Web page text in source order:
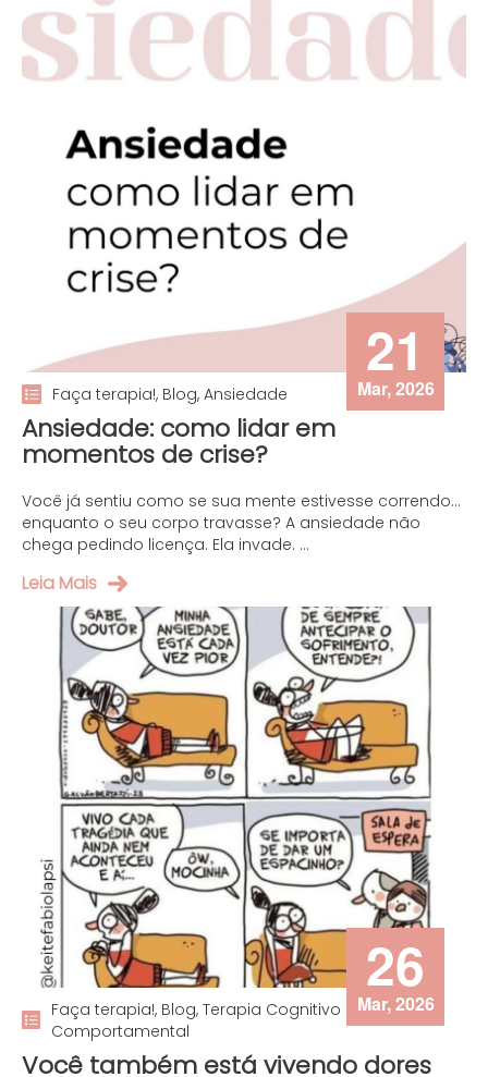
21
Mar, 2026
Faça terapia!, Blog, Ansiedade
Ansiedade: como lidar em
momentos de crise?
Você já sentiu como se sua mente estivesse correndo…
enquanto o seu corpo travasse? A ansiedade não
chega pedindo licença. Ela invade. ...
Leia Mais
26
Mar, 2026
Faça terapia!, Blog, Terapia Cognitivo
Comportamental
Você também está vivendo dores